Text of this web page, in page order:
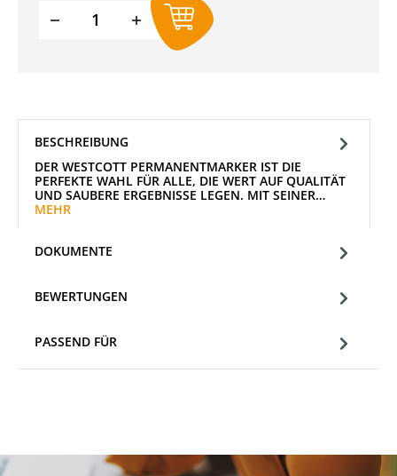
Produkt Anzahl: Gib den
BESCHREIBUNG
DER WESTCOTT PERMANENTMARKER IST DIE
PERFEKTE WAHL FÜR ALLE, DIE WERT AUF QUALITÄT
UND SAUBERE ERGEBNISSE LEGEN. MIT SEINER…
MEHR
DOKUMENTE
BEWERTUNGEN
PASSEND FÜR